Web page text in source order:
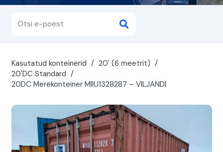
Kasutatud konteinerid / 20' (6 meetrit) /
20'DC Standard /
20DC Merekonteiner MIIU1328287 – VILJANDI